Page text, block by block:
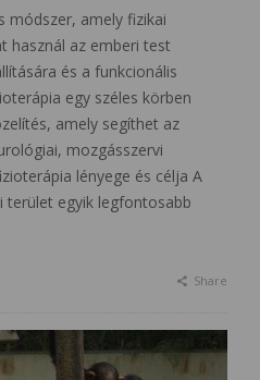
módszer, amely fizikai
használ az emberi test
és a funkcionális
egy széles körben
amely segíthet az
mozgásszervi
lényege és célja A
terület egyik legfontosabb
Share